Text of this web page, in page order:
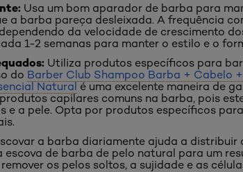
Usa um bom aparador de barba para
a barba pareça desleixada. A frequência
da velocidade de crescimento
1-2 semanas para manter o estilo e o
Utiliza produtos específicos para
do Barber Club Shampoo Barba + Cabelo
Naturalé uma excelente maneira de
capilares comuns na barba, pois
e a pele. Opta por produtos específicos
a barba diariamente ajuda a distribuir
escova de barba de pelo natural para um
os pelos soltos, a sujidade e as